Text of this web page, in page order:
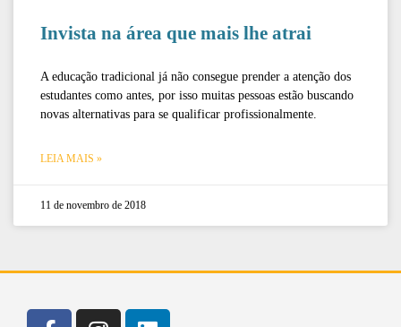
Invista na área que mais lhe atrai
A educação tradicional já não consegue prender a atenção dos
estudantes como antes, por isso muitas pessoas estão buscando
novas alternativas para se qualificar profissionalmente.
LEIA MAIS »
11 de novembro de 2018